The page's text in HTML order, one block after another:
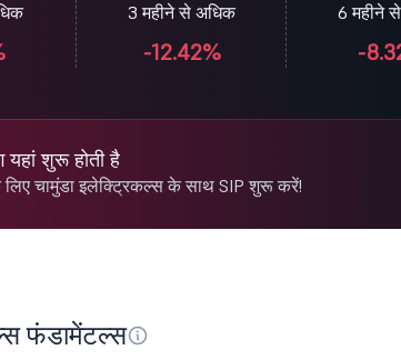
3 महीने से अधिक
-12.42%
6 महीने
-
यहां शुरू होती है
लिए चामुंडा इलेक्ट्रिकल्स के साथ SIP शुरू करें!
फंडामेंटल्स